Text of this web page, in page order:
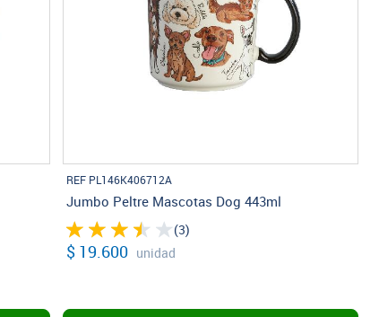
REF PL146K406712A
Jumbo Peltre Mascotas Dog 443ml
(3)
$ 19.600 unidad